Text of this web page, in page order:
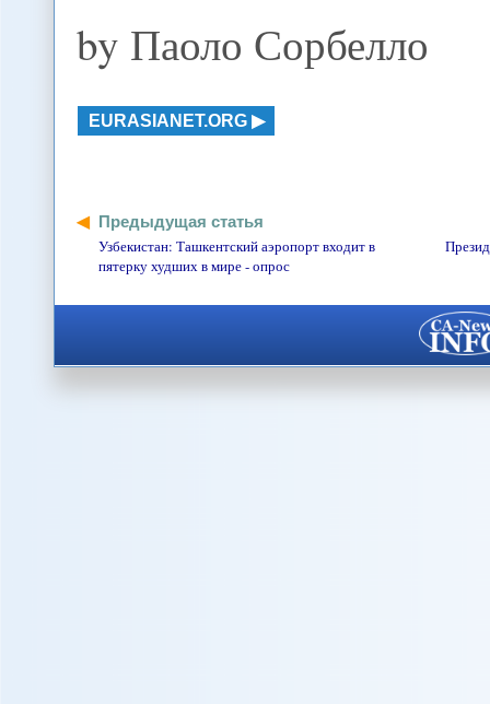
by Паоло Сорбелло
EURASIANET.ORG
Предыдущая статья
Узбекистан: Ташкентский аэропорт входит в
пятерку худших в мире - опрос